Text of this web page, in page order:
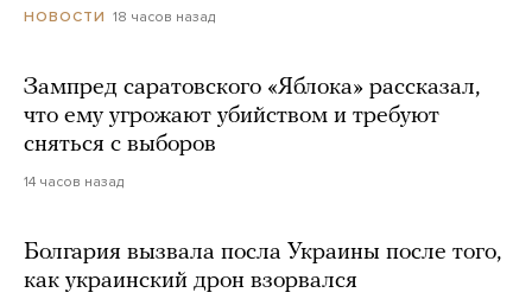
НОВОСТИ 18 часов назад
Зампред саратовского «Яблока» рассказал,
что ему угрожают убийством и требуют
сняться с выборов
14 часов назад
Болгария вызвала посла Украины после того,
как украинский дрон взорвался